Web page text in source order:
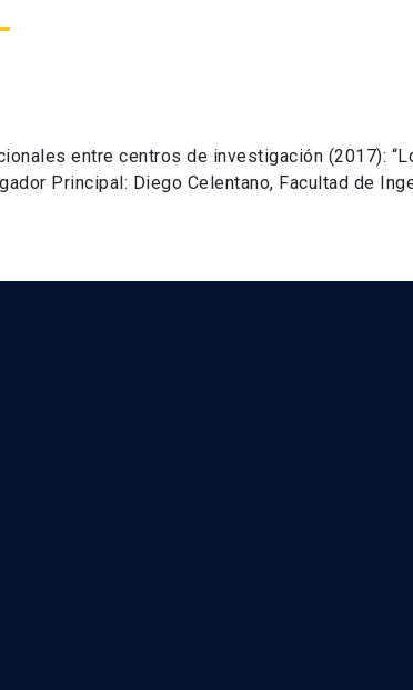
entre centros de investigación (2017):
Principal: Diego Celentano, Facultad de